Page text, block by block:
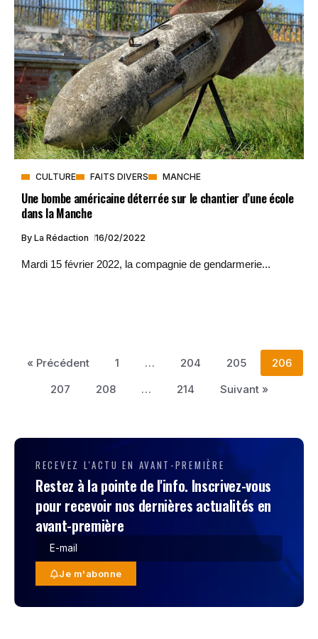
CULTURE FAITS DIVERS MANCHE
Une bombe américaine déterrée sur le chantier d’une école
dans la Manche
By La Rédaction 16/02/2022
Mardi 15 février 2022, la compagnie de gendarmerie...
« Précédent 1 … 204 205
206
207
208 … 214 Suivant »
RECEVEZ L'ACTU EN AVANT-PREMIÈRE
Restez à la pointe de l'info. Inscrivez-vous
pour recevoir nos dernières actualités en
avant-première
Je m'abonne